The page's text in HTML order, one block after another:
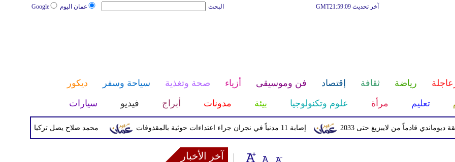
عمان اليوم Google البحث آخر تحديث GMT21:59:09
رياضة ثقافة إقتصاد فن وموسيقى أزياء صحة وتغذية سياحة وسفر
ديكور
تعليم مرأة علوم وتكنولوجيا بيئة مدونات أبراج فيديو سيارات
محمد صلاح يصل تركيا الأربعاء لإتمام إصابة 11 مدنياً في نجران جراء اعتداءات حوثية بالمقذوفات من لايبزيغ حتى 2033
آخر الأخبار